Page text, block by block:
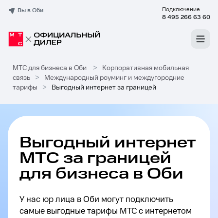
Вы в Оби
Подключение
8 495 266 63 60
МТС для бизнеса в Оби >
Корпоративная мобильная
связь
>
Международный роуминг и междугородние
тарифы
> Выгодный интернет за границей
Выгодный интернет
МТС за границей
для бизнеса в Оби
У нас юр лица в Оби могут подключить
самые выгодные тарифы МТС с интернетом